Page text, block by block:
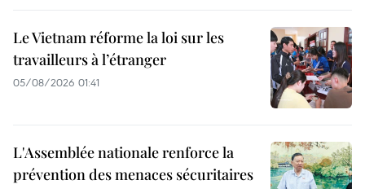
Le Vietnam réforme la loi sur les
travailleurs à l’étranger
05/08/2026 01:41
L'Assemblée nationale renforce la
prévention des menaces sécuritaires